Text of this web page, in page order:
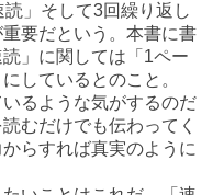
」そして3回繰り返し
要だという。本書に書
」に関しては「1ペー
しているとのこと。
いるような気がするのだ
だけでも伝わってく
らすれば真実のように